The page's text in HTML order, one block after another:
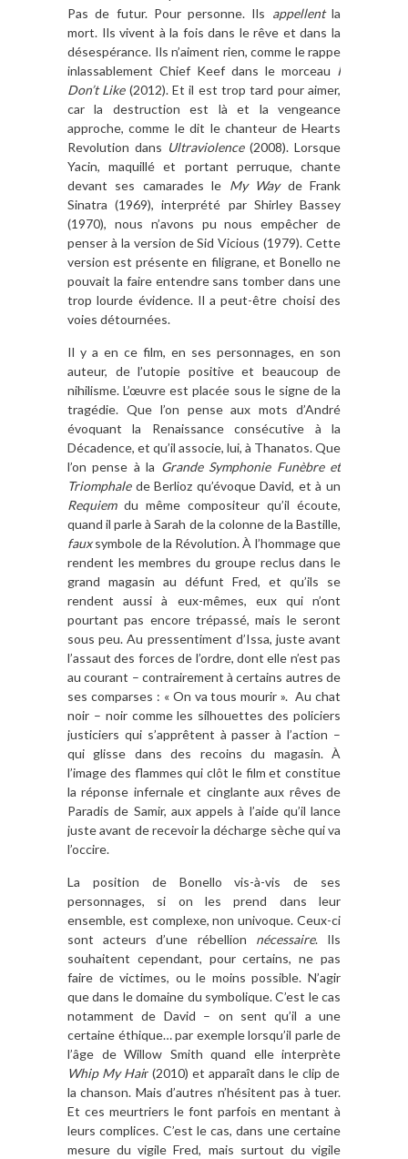
Pas de futur. Pour personne. Ils appellentla
mort. Ils vivent à la fois dans le rêve et dans la
désespérance. Ils n’aiment rien, comme le rappe
inlassablement Chief Keef dans le morceau I
Don’t Like(2012). Et il est trop tard pour aimer,
car la destruction est là et la vengeance
approche, comme le dit le chanteur de Hearts
Revolution dans Ultraviolence(2008). Lorsque
Yacin, maquillé et portant perruque, chante
devant ses camarades le My Wayde Frank
Sinatra (1969), interprété par Shirley Bassey
(1970), nous n’avons pu nous empêcher de
penser à la version de Sid Vicious (1979). Cette
version est présente en filigrane, et Bonello ne
pouvait la faire entendre sans tomber dans une
trop lourde évidence. Il a peut-être choisi des
voies détournées.
Il y a en ce film, en ses personnages, en son
auteur, de l’utopie positive et beaucoup de
nihilisme. L’œuvre est placée sous le signe de la
tragédie. Que l’on pense aux mots d’André
évoquant la Renaissance consécutive à la
Décadence, et qu’il associe, lui, à Thanatos. Que
l’on pense à la Grande Symphonie Funèbre et
Triomphalede Berlioz qu’évoque David, et à un
Requiemdu même compositeur qu’il écoute,
quand il parle à Sarah de la colonne de la Bastille,
fauxsymbole de la Révolution. À l’hommage que
rendent les membres du groupe reclus dans le
grand magasin au défunt Fred, et qu’ils se
rendent aussi à eux-mêmes, eux qui n’ont
pourtant pas encore trépassé, mais le seront
sous peu. Au pressentiment d’Issa, juste avant
l’assaut des forces de l’ordre, dont elle n’est pas
au courant – contrairement à certains autres de
ses comparses : « On va tous mourir ». Au chat
noir – noir comme les silhouettes des policiers
justiciers qui s’apprêtent à passer à l’action –
qui glisse dans des recoins du magasin. À
l’image des flammes qui clôt le film et constitue
la réponse infernale et cinglante aux rêves de
Paradis de Samir, aux appels à l’aide qu’il lance
juste avant de recevoir la décharge sèche qui va
l’occire.
La position de Bonello vis-à-vis de ses
personnages, si on les prend dans leur
ensemble, est complexe, non univoque. Ceux-ci
sont acteurs d’une rébellion nécessaire. Ils
souhaitent cependant, pour certains, ne pas
faire de victimes, ou le moins possible. N’agir
que dans le domaine du symbolique. C’est le cas
notamment de David – on sent qu’il a une
certaine éthique… par exemple lorsqu’il parle de
l’âge de Willow Smith quand elle interprète
Whip My Hair (2010) et apparaît dans le clip de
la chanson. Mais d’autres n’hésitent pas à tuer.
Et ces meurtriers le font parfois en mentant à
leurs complices. C’est le cas, dans une certaine
mesure du vigile Fred, mais surtout du vigile